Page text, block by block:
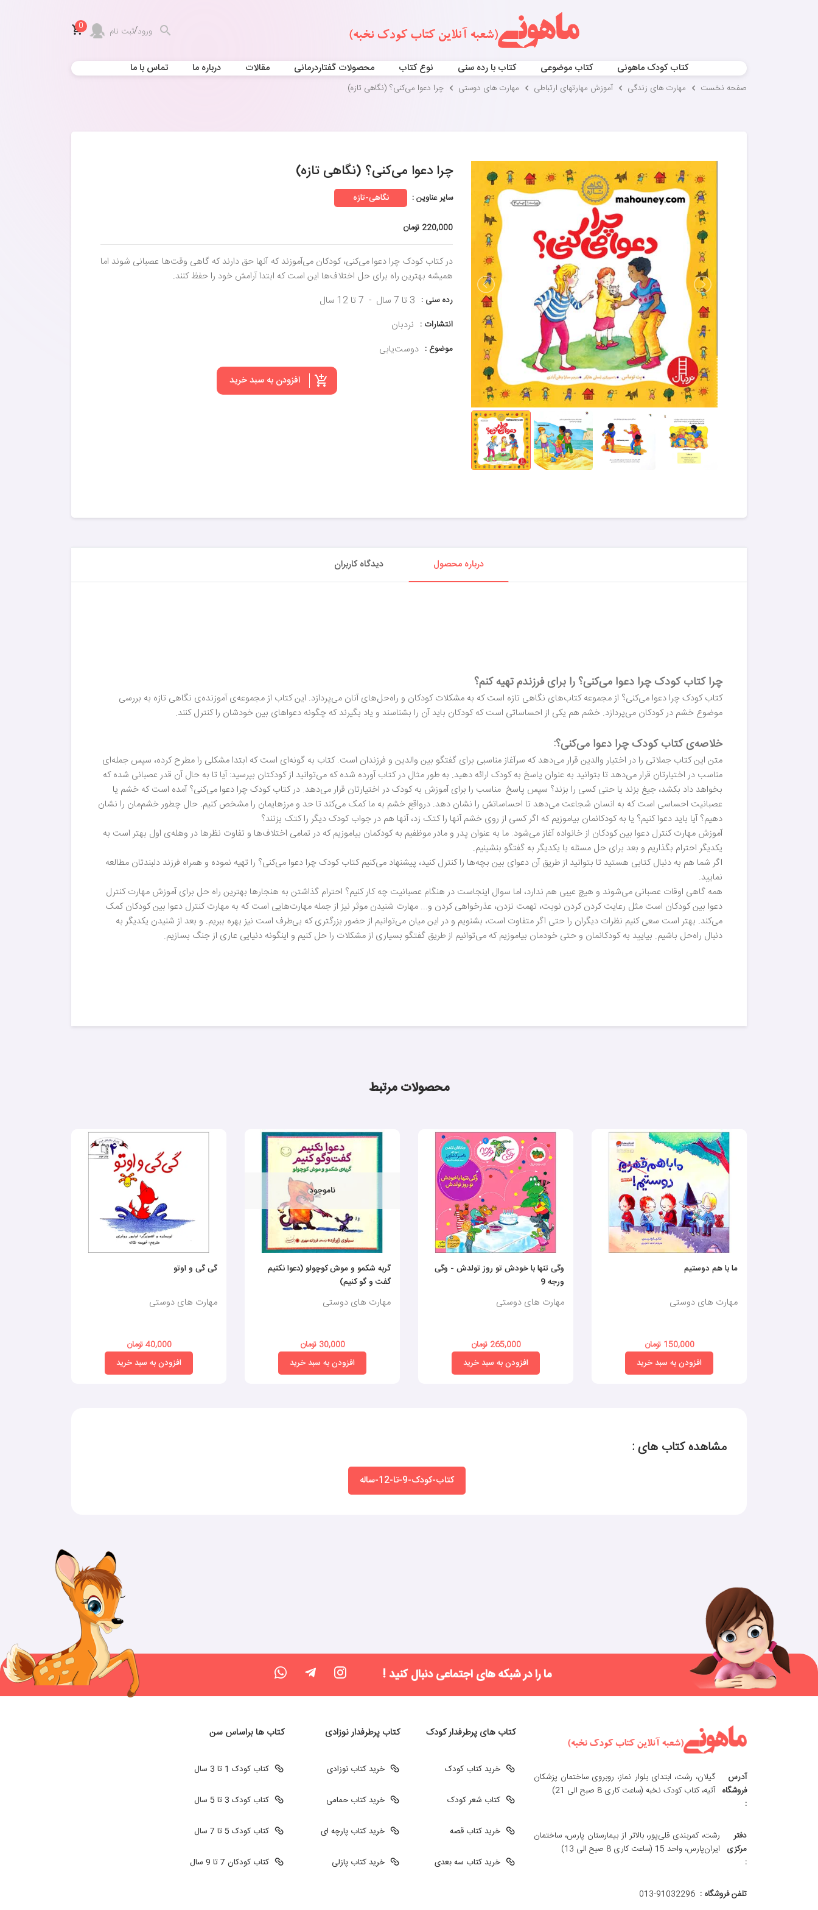
ورود/ثبت نام 0
کتاب کودک ماهونی کتاب موضوعی کتاب با رده سنی نوع کتاب محصولات گفتاردرمانی مقالات درباره ما تماس با ما
صفحه نخست مهارت های زندگی آموزش مهارتهای ارتباطی مهارت های دوستی چرا دعوا می‌‌کنی؟ (نگاهی تازه)
چرا دعوا می‌‌کنی؟ (نگاهی تازه)
سایر عناوین : نگاهی-تازه
220,000 تومان
در کتاب کودک چرا دعوا می‌کنی، کودکان می‌آموزند که آنها حق دارند که گاهی وقت‌ها عصبانی شوند اما
همیشه بهترین راه برای حل اختلاف‌ها این است که ابتدا آرامش خود را حفظ کنند.
رده سنی : 3 تا 7 سال 7 تا 12 سال
انتشارات : نردبان
موضوع : دوست‌یابی
افزودن به سبد خرید
درباره محصول دیدگاه کاربران
چرا کتاب کودک چرا دعوا می‌کنی؟ را برای فرزندم تهیه کنم؟
کتاب کودک چرا دعوا می‌کنی؟ از مجموعه کتاب‌های نگاهی تازه است که به مشکلات کودکان و راه‌حل‌های آنان می‌پردازد. این کتاب از مجموعه‌ی آموزنده‌ی نگاهی تازه به بررسی
موضوع خشم در کودکان می‌پردازد. خشم هم یکی از احساساتی است که کودکان باید آن را بشناسند و یاد بگیرند که چگونه دعواهای بین خودشان را کنترل کنند.
خلاصه‌ی کتاب کودک چرا دعوا می‌کنی؟:
متن این کتاب جملاتی را در اختیار والدین قرار می‌دهد که سرآغاز مناسبی برای گفتگو بین والدین و فرزندان است. کتاب به گونه‌ای است که ابتدا مشکلی را مطرح کرده، سپس جمله‌ای
مناسب در اختیارتان قرار می‌دهد تا بتوانید به عنوان پاسخ به کودک ارائه دهید. به طور مثال در کتاب آورده شده که می‌توانید از کودکتان بپرسید: آیا تا به حال آن قدر عصبانی شده که
بخواهد داد بکشد، جیغ بزند یا حتی کسی را بزند؟ سپس پاسخ مناسب را برای آموزش به کودک در اختیارتان قرار می‌دهد. در کتاب کودک چرا دعوا می‌کنی؟ آمده است که خشم یا
عصبانیت احساسی است که به انسان شجاعت می‌دهد تا احساساتش را نشان دهد. درواقع خشم به ما کمک می‌کند تا حد و مرزهایمان را مشخص کنیم. حال چطور خشم‌مان را نشان
دهیم؟ آیا باید دعوا کنیم؟ یا به کودکانمان بیاموزیم که اگر کسی از روی خشم آنها را کتک زد، آنها هم در جواب کودک دیگر را کتک بزنند؟
آموزش مهارت کنترل دعوا بین کودکان از خانواده آغاز می‌شود. ما به عنوان پدر و مادر موظفیم به کودکمان بیاموزیم که در تمامی اختلاف‌ها و تفاوت نظرها در وهله‌ی اول بهتر است به
یکدیگر احترام بگذاریم و بعد برای حل مسئله با یکدیگر به گفتگو بنشینیم.
اگر شما هم به دنبال کتابی هستید تا بتوانید از طریق آن دعوای بین بچه‌ها را کنترل کنید، پیشنهاد می‌کنیم کتاب کودک چرا دعوا می‌کنی؟ را تهیه نموده و همراه فرزند دلبندتان مطالعه
نمایید.
همه گاهی اوقات عصبانی می‌شوند و هیچ عیبی هم ندارد، اما سوال اینجاست در هنگام عصبانیت چه کار کنیم؟ احترام گذاشتن به هنجارها بهترین راه حل برای آموزش مهارت کنترل
دعوا بین کودکان است مثل رعایت کردن کردن نوبت، تهمت نزدن، عذرخواهی کردن و... مهارت شنیدن موثر نیز از جمله مهارت‌هایی است که به مهارت کنترل دعوا بین کودکان کمک
می‌کند. بهتر است سعی کنیم نظرات دیگران را حتی اگر متفاوت است، بشنویم و در این میان می‌توانیم از حضور بزرگتری که بی‌طرف است نیز بهره ببریم. و بعد از شنیدن یکدیگر به
دنبال راه‌حل باشیم. بیایید به کودکانمان و حتی خودمان بیاموزیم که می‌توانیم از طریق گفتگو بسیاری از مشکلات را حل کنیم و اینگونه دنیایی عاری از جنگ بسازیم.
محصولات مرتبط
ما با هم دوستیم
مهارت های دوستی
150,000 تومان
افزودن به سبد خرید
وگی تنها با خودش تو روز تولدش - وگی
ورجه 9
مهارت های دوستی
265,000 تومان
افزودن به سبد خرید
ناموجود
گربه شکمو و موش کوچولو (دعوا نکنیم
گفت و گو کنیم)
مهارت های دوستی
30,000 تومان
افزودن به سبد خرید
گی گی و اوتو
مهارت های دوستی
40,000 تومان
افزودن به سبد خرید
مشاهده کتاب های :
کتاب-کودک-9-تا-12-ساله
ما را در شبکه های اجتماعی دنبال کنید !
آدرس
فروشگاه
:
گیلان، رشت، ابتدای بلوار نماز، روبروی ساختمان پزشکان
آتیه، کتاب کودک نخبه (ساعت کاری 8 صبح الی 21)
دفتر
مرکزی
:
رشت، کمربندی قلی‌پور، بالاتر از بیمارستان پارس، ساختمان
ایران‌پارس، واحد 15 (ساعت کاری 8 صبح الی 13)
تلفن فروشگاه : 013-91032296
کتاب های پرطرفدار کودک
خرید کتاب کودک
کتاب شعر کودک
خرید کتاب قصه
خرید کتاب سه بعدی
کتاب پرطرفدار نوزادی
خرید کتاب نوزادی
خرید کتاب حمامی
خرید کتاب پارچه ای
خرید کتاب پازلی
کتاب ها براساس سن
کتاب کودک 1 تا 3 سال
کتاب کودک 3 تا 5 سال
کتاب کودک 5 تا 7 سال
کتاب کودکان 7 تا 9 سال